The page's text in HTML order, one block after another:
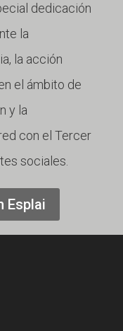
dedicación
la
la acción
el ámbito de
y la
con el Tercer
sociales.
Esplai